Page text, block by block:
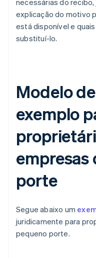
necessárias do
explicação do motivo
está disponível e
substituí-lo.
Modelo
exemplo
empresas
porte
Segue abaixo um
juridicamente para
pequeno porte.